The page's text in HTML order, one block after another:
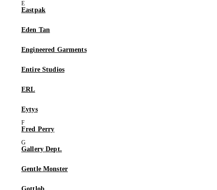
Eastpak
Eden Tan
Engineered Garments
Entire Studios
ERL
Eytys
Fred Perry
Gallery Dept.
Gentle Monster